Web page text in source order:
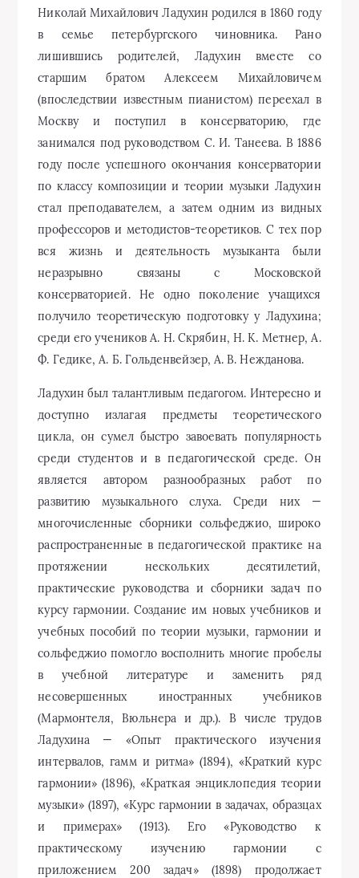
Николай Михайлович Ладухин родился в 1860 году
в семье петербургского чиновника. Рано
лишившись родителей, Ладухин вместе со
старшим братом Алексеем Михайловичем
(впоследствии известным пианистом) переехал в
Москву и поступил в консерваторию, где
занимался под руководством С. И. Танеева. В 1886
году после успешного окончания консерватории
по классу композиции и теории музыки Ладухин
стал преподавателем, а затем одним из видных
профессоров и методистов-теоретиков. С тех пор
вся жизнь и деятельность музыканта были
неразрывно связаны с Московской
консерваторией. Не одно поколение учащихся
получило теоретическую подготовку у Ладухина;
среди его учеников А. Н. Скрябин, Н. К. Метнер, А.
Ф. Гедике, А. Б. Гольденвейзер, А. В. Нежданова.
Ладухин был талантливым педагогом. Интересно и
доступно излагая предметы теоретического
цикла, он сумел быстро завоевать популярность
среди студентов и в педагогической среде. Он
является автором разнообразных работ по
развитию музыкального слуха. Среди них —
многочисленные сборники сольфеджио, широко
распространенные в педагогической практике на
протяжении нескольких десятилетий,
практические руководства и сборники задач по
курсу гармонии. Создание им новых учебников и
учебных пособий по теории музыки, гармонии и
сольфеджио помогло восполнить многие пробелы
в учебной литературе и заменить ряд
несовершенных иностранных учебников
(Мармонтеля, Вюльнера и др.). В числе трудов
Ладухина — «Опыт практического изучения
интервалов, гамм и ритма» (1894), «Краткий курс
гармонии» (1896), «Краткая энциклопедия теории
музыки» (1897), «Курс гармонии в задачах, образцах
и примерах» (1913). Его «Руководство к
практическому изучению гармонии с
приложением 200 задач» (1898) продолжает